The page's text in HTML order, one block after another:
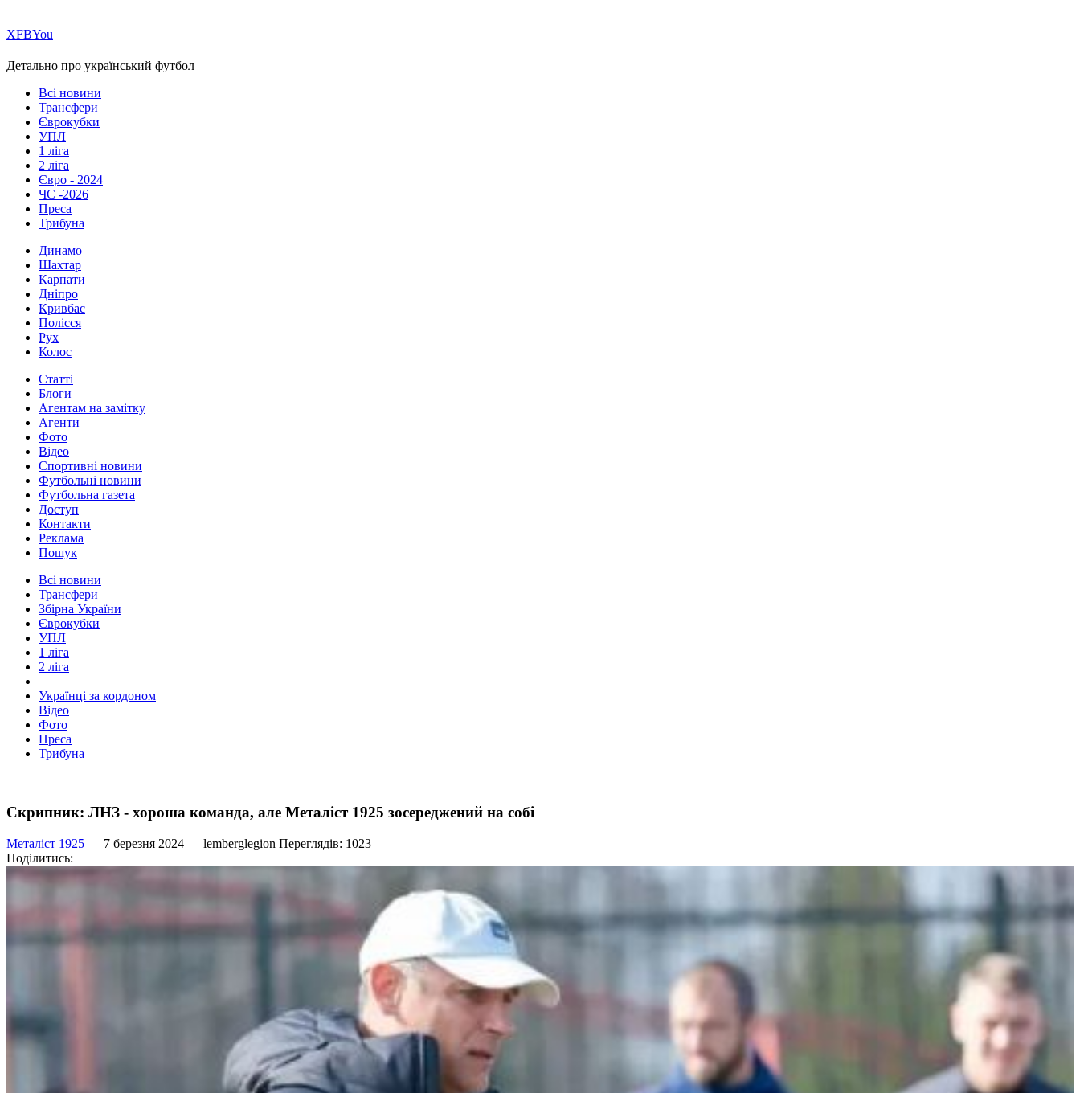
ХFBYou
Детально про український футбол
Всі новини
Трансфери
Єврокубки
УПЛ
1 ліга
2 ліга
Євро - 2024
ЧС -2026
Преса
Трибуна
Динамо
Шахтар
Карпати
Дніпро
Кривбас
Полісся
Рух
Колос
Статті
Блоги
Агентам на замітку
Агенти
Фото
Відео
Спортивні новини
Футбольні новини
Футбольна газета
Доступ
Контакти
Реклама
Пошук
Всі новини
Трансфери
Збірна України
Єврокубки
УПЛ
1 ліга
2 ліга
Українці за кордоном
Відео
Фото
Преса
Трибуна
Скрипник: ЛНЗ - хороша команда, але Металіст 1925 зосереджений на собі
Металіст 1925 — 7 березня 2024 — lemberglegion Переглядів: 1023
Поділитись: